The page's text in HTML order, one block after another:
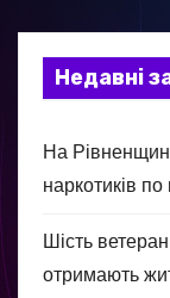
Недавні
На
наркотиків по
Шість
отримають